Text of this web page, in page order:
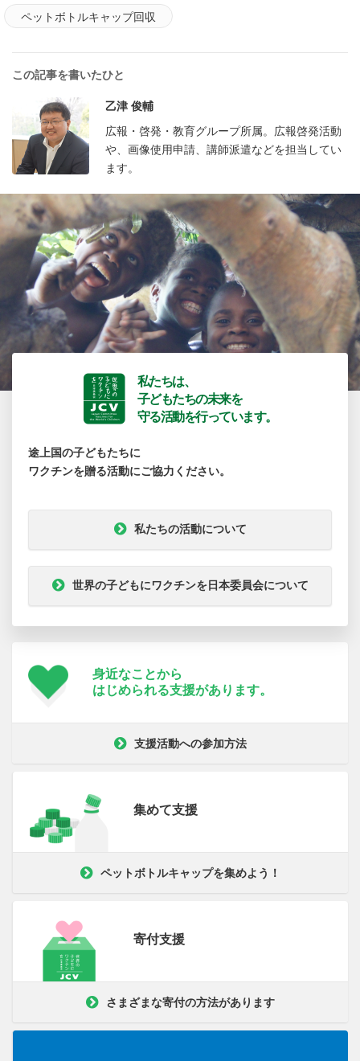
ペットボトルキャップ回収
この記事を書いたひと
乙津 俊輔
広報・啓発・教育グループ所属。広報啓発活動
や、画像使用申請、講師派遣などを担当してい
ます。
私たちは、
子どもたちの未来を
守る活動を行っています。
途上国の子どもたちに
ワクチンを贈る活動にご協力ください。
私たちの活動について
世界の子どもにワクチンを日本委員会について
身近なことから
はじめられる支援があります。
支援活動への参加方法
集めて支援
ペットボトルキャップを集めよう！
寄付支援
さまざまな寄付の方法があります